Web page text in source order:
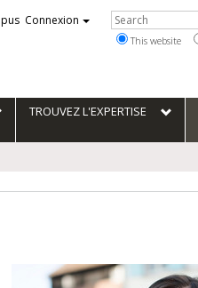
Connexion Rechercher
This website
TROUVEZ L'EXPERTISE